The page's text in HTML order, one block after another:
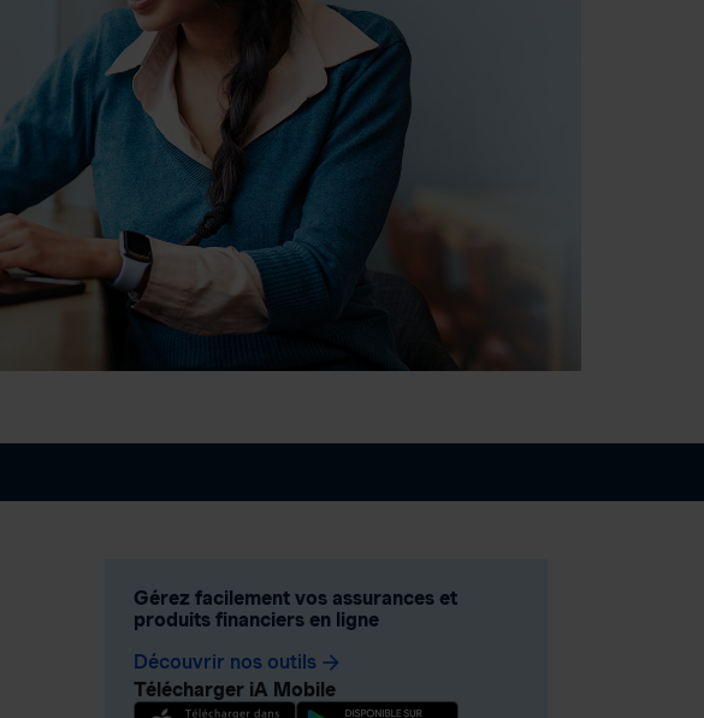
Gérez facilement vos assurances et
produits financiers en ligne
Découvrir nos outils arrow_forward
Télécharger iA Mobile